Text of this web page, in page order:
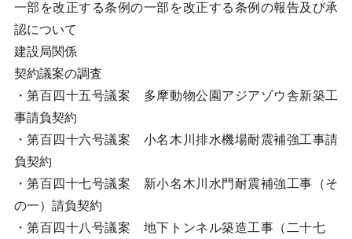
一部を改正する条例の一部を改正する条例の報告及び承
認について
建設局関係
契約議案の調査
・第百四十五号議案 多摩動物公園アジアゾウ舎新築工
事請負契約
・第百四十六号議案 小名木川排水機場耐震補強工事請
負契約
・第百四十七号議案 新小名木川水門耐震補強工事（そ
の一）請負契約
・第百四十八号議案 地下トンネル築造工事（二十七